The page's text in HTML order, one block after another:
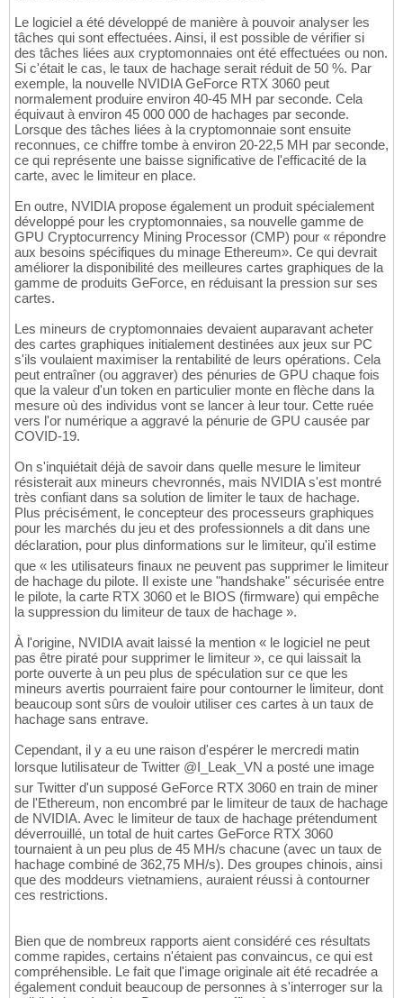
Le logiciel a été développé de manière à pouvoir analyser les
tâches qui sont effectuées. Ainsi, il est possible de vérifier si
des tâches liées aux cryptomonnaies ont été effectuées ou non.
Si c'était le cas, le taux de hachage serait réduit de 50 %. Par
exemple, la nouvelle NVIDIA GeForce RTX 3060 peut
normalement produire environ 40-45 MH par seconde. Cela
équivaut à environ 45 000 000 de hachages par seconde.
Lorsque des tâches liées à la cryptomonnaie sont ensuite
reconnues, ce chiffre tombe à environ 20-22,5 MH par seconde,
ce qui représente une baisse significative de l'efficacité de la
carte, avec le limiteur en place.
En outre, NVIDIA propose également un produit spécialement
développé pour les cryptomonnaies, sa nouvelle gamme de
GPU Cryptocurrency Mining Processor (CMP) pour « répondre
aux besoins spécifiques du minage Ethereum». Ce qui devrait
améliorer la disponibilité des meilleures cartes graphiques de la
gamme de produits GeForce, en réduisant la pression sur ses
cartes.
Les mineurs de cryptomonnaies devaient auparavant acheter
des cartes graphiques initialement destinées aux jeux sur PC
s'ils voulaient maximiser la rentabilité de leurs opérations. Cela
peut entraîner (ou aggraver) des pénuries de GPU chaque fois
que la valeur d'un token en particulier monte en flèche dans la
mesure où des individus vont se lancer à leur tour. Cette ruée
vers l'or numérique a aggravé la pénurie de GPU causée par
COVID-19.
On s'inquiétait déjà de savoir dans quelle mesure le limiteur
résisterait aux mineurs chevronnés, mais NVIDIA s'est montré
très confiant dans sa solution de limiter le taux de hachage.
Plus précisément, le concepteur des processeurs graphiques
pour les marchés du jeu et des professionnels a dit dans une
déclaration, pour plus dinformations sur le limiteur, qu'il estime
que « les utilisateurs finaux ne peuvent pas supprimer le limiteur
de hachage du pilote. Il existe une "handshake" sécurisée entre
le pilote, la carte RTX 3060 et le BIOS (firmware) qui empêche
la suppression du limiteur de taux de hachage ».
À l'origine, NVIDIA avait laissé la mention « le logiciel ne peut
pas être piraté pour supprimer le limiteur », ce qui laissait la
porte ouverte à un peu plus de spéculation sur ce que les
mineurs avertis pourraient faire pour contourner le limiteur, dont
beaucoup sont sûrs de vouloir utiliser ces cartes à un taux de
hachage sans entrave.
Cependant, il y a eu une raison d'espérer le mercredi matin
lorsque lutilisateur de Twitter @I_Leak_VN a posté une image
sur Twitter d'un supposé GeForce RTX 3060 en train de miner
de l'Ethereum, non encombré par le limiteur de taux de hachage
de NVIDIA. Avec le limiteur de taux de hachage prétendument
déverrouillé, un total de huit cartes GeForce RTX 3060
tournaient à un peu plus de 45 MH/s chacune (avec un taux de
hachage combiné de 362,75 MH/s). Des groupes chinois, ainsi
que des moddeurs vietnamiens, auraient réussi à contourner
ces restrictions.
Bien que de nombreux rapports aient considéré ces résultats
comme rapides, certains n'étaient pas convaincus, ce qui est
compréhensible. Le fait que l'image originale ait été recadrée a
également conduit beaucoup de personnes à s'interroger sur la